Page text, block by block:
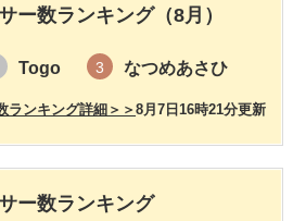
ー数ランキング（8月）
Togo 3 なつめあさひ
8月7日16時21分更新
ランキング詳細＞＞
ー数ランキング